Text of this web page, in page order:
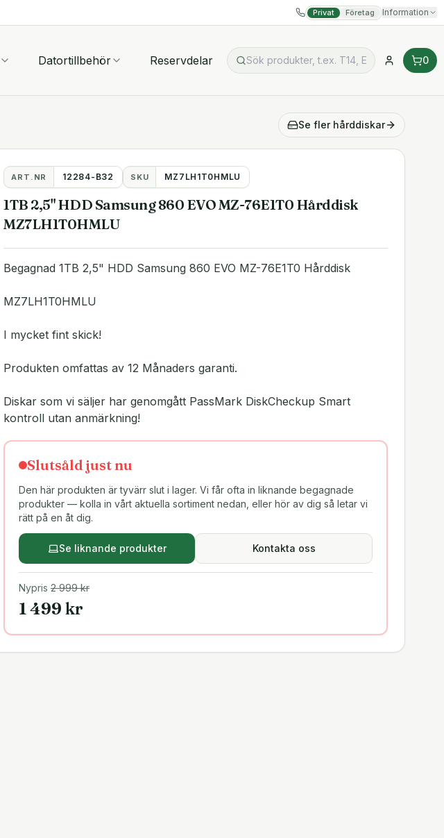
Privat Företag Information
Datortillbehör Reservdelar 0
Se fler hårddiskar
ART.NR 12284-B32 SKU MZ7LH1T0HMLU
1TB 2,5" HDD Samsung 860 EVO MZ-76E1T0 Hårddisk
MZ7LH1T0HMLU
Begagnad 1TB 2,5" HDD Samsung 860 EVO MZ-76E1T0 Hårddisk
MZ7LH1T0HMLU
I mycket fint skick!
Produkten omfattas av 12 Månaders garanti.
Diskar som vi säljer har genomgått PassMark DiskCheckup Smart
kontroll utan anmärkning!
Slutsåld just nu
Den här produkten är tyvärr slut i lager. Vi får ofta in liknande begagnade
produkter — kolla in vårt aktuella sortiment nedan, eller hör av dig så letar vi
rätt på en åt dig.
Se liknande produkter Kontakta oss
Nypris 2 999kr
1 499 kr